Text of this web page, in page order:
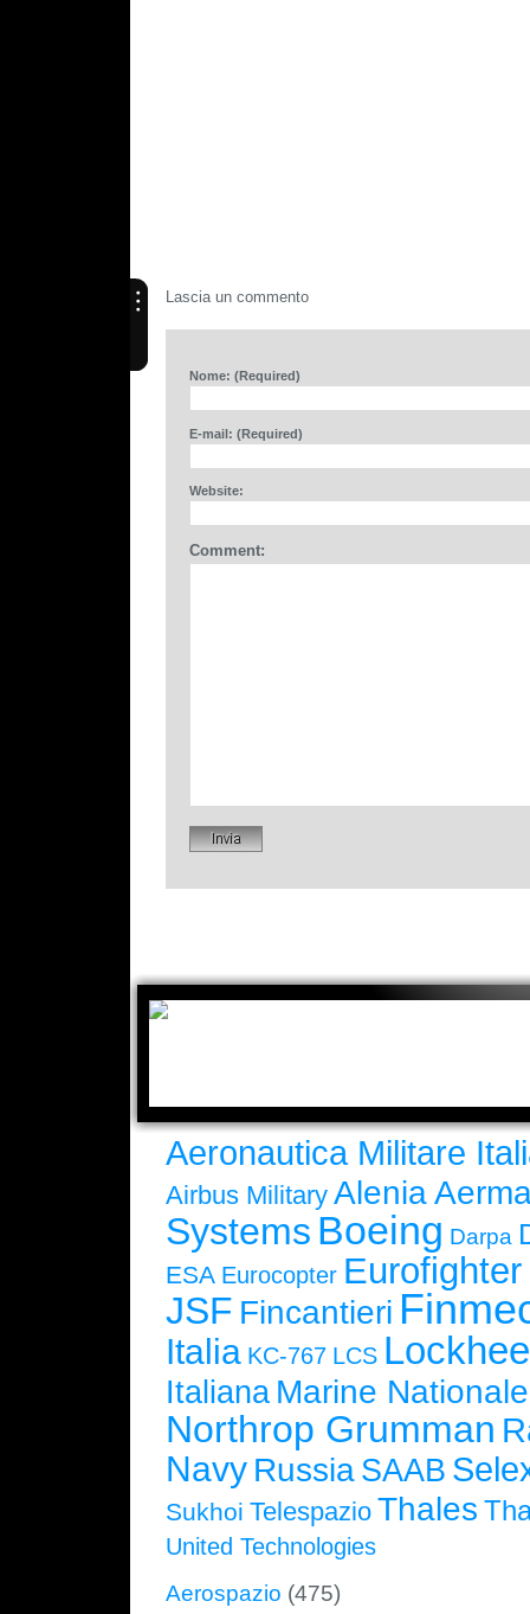
Lascia un commento
Nome: (Required)
E-mail: (Required)
Website:
Comment:
Aeronautica Militare
Airbus Military Alenia
Systems Boeing Darpa
ESA Eurocopter
JSF Fincantieri
Italia KC-767 LCS
Italiana Marine Nationale
Northrop Grumman
Navy Russia SAAB
Sukhoi Telespazio Thales
United Technologies
Aerospazio (475)